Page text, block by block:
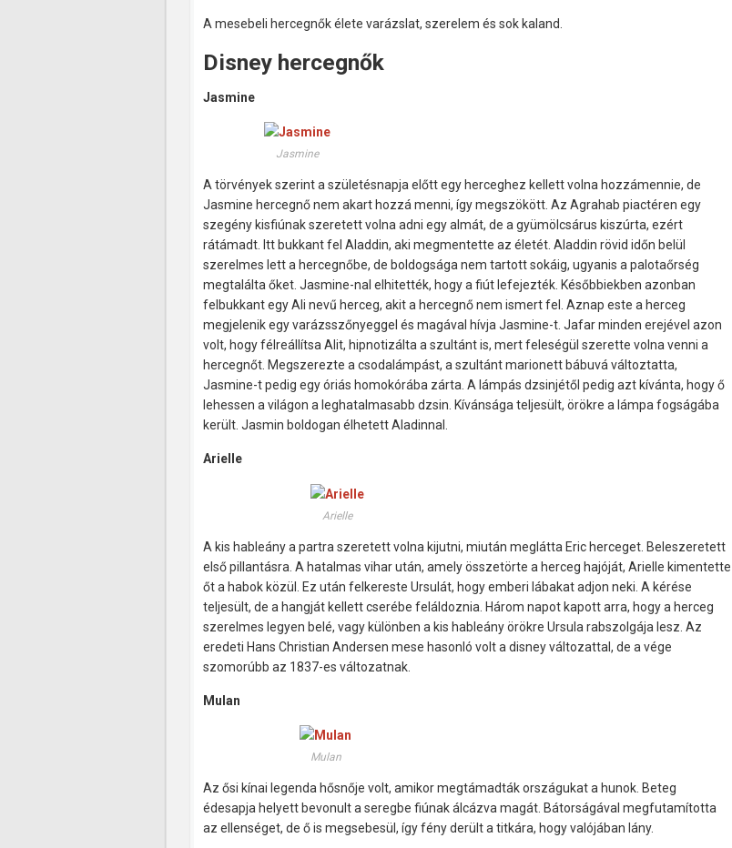
A mesebeli hercegnők élete varázslat, szerelem és sok kaland.
Disney hercegnők
Jasmine
Jasmine
A törvények szerint a születésnapja előtt egy herceghez kellett volna hozzámennie, de
Jasmine hercegnő nem akart hozzá menni, így megszökött. Az Agrahab piactéren egy
szegény kisfiúnak szeretett volna adni egy almát, de a gyümölcsárus kiszúrta, ezért
rátámadt. Itt bukkant fel Aladdin, aki megmentette az életét. Aladdin rövid időn belül
szerelmes lett a hercegnőbe, de boldogsága nem tartott sokáig, ugyanis a palotaőrség
megtalálta őket. Jasmine-nal elhitették, hogy a fiút lefejezték. Későbbiekben azonban
felbukkant egy Ali nevű herceg, akit a hercegnő nem ismert fel. Aznap este a herceg
megjelenik egy varázsszőnyeggel és magával hívja Jasmine-t. Jafar minden erejével azon
volt, hogy félreállítsa Alit, hipnotizálta a szultánt is, mert feleségül szerette volna venni a
hercegnőt. Megszerezte a csodalámpást, a szultánt marionett bábuvá változtatta,
Jasmine-t pedig egy óriás homokórába zárta. A lámpás dzsinjétől pedig azt kívánta, hogy ő
lehessen a világon a leghatalmasabb dzsin. Kívánsága teljesült, örökre a lámpa fogságába
került. Jasmin boldogan élhetett Aladinnal.
Arielle
Arielle
A kis hableány a partra szeretett volna kijutni, miután meglátta Eric herceget. Beleszeretett
első pillantásra. A hatalmas vihar után, amely összetörte a herceg hajóját, Arielle kimentette
őt a habok közül. Ez után felkereste Ursulát, hogy emberi lábakat adjon neki. A kérése
teljesült, de a hangját kellett cserébe feláldoznia. Három napot kapott arra, hogy a herceg
szerelmes legyen belé, vagy különben a kis hableány örökre Ursula rabszolgája lesz. Az
eredeti Hans Christian Andersen mese hasonló volt a disney változattal, de a vége
szomorúbb az 1837-es változatnak.
Mulan
Mulan
Az ősi kínai legenda hősnője volt, amikor megtámadták országukat a hunok. Beteg
édesapja helyett bevonult a seregbe fiúnak álcázva magát. Bátorságával megfutamította
az ellenséget, de ő is megsebesül, így fény derült a titkára, hogy valójában lány.